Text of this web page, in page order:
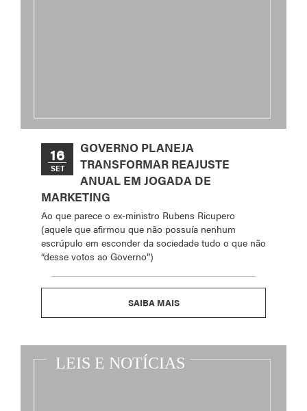
16
SET
GOVERNO PLANEJA
TRANSFORMAR REAJUSTE
ANUAL EM JOGADA DE
MARKETING
Ao que parece o ex-ministro Rubens Ricupero
(aquele que afirmou que não possuía nenhum
escrúpulo em esconder da sociedade tudo o que não
“desse votos ao Governo”)
SAIBA MAIS